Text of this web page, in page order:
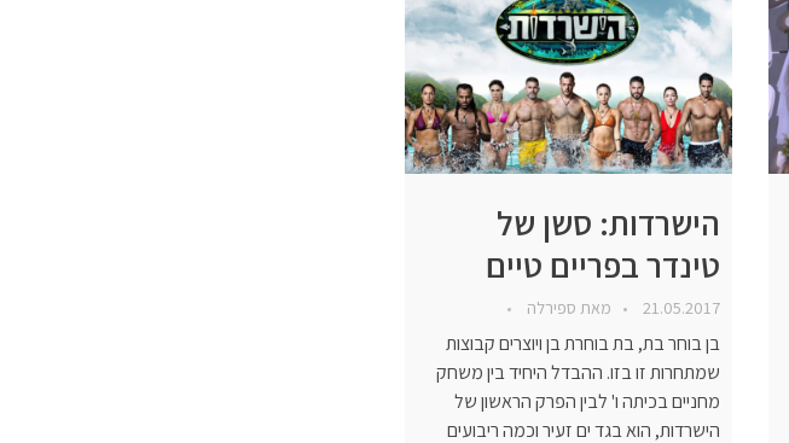
הישרדות: סשן של
טינדר בפריים טיים
21.05.2017 מאת ספירלה
בן בוחר בת, בת בוחרת בן ויוצרים קבוצות
שמתחרות זו בזו. ההבדל היחיד בין משחק
מחניים בכיתה ו' לבין הפרק הראשון של
הישרדות, הוא בגד ים זעיר וכמה ריבועים